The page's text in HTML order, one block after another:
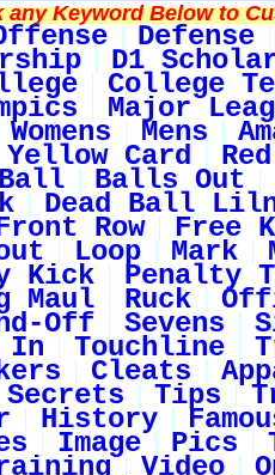
Keyword Below to
Defense
D1
College
Major
Womens Mens
Yellow Card
Balls Out
Dead Ball
Row Free
Loop Mark
Kick Penalty
Maul Ruck
Off Sevens
In Touchline
Cleats
Secrets Tips
History
Image Pics
Video